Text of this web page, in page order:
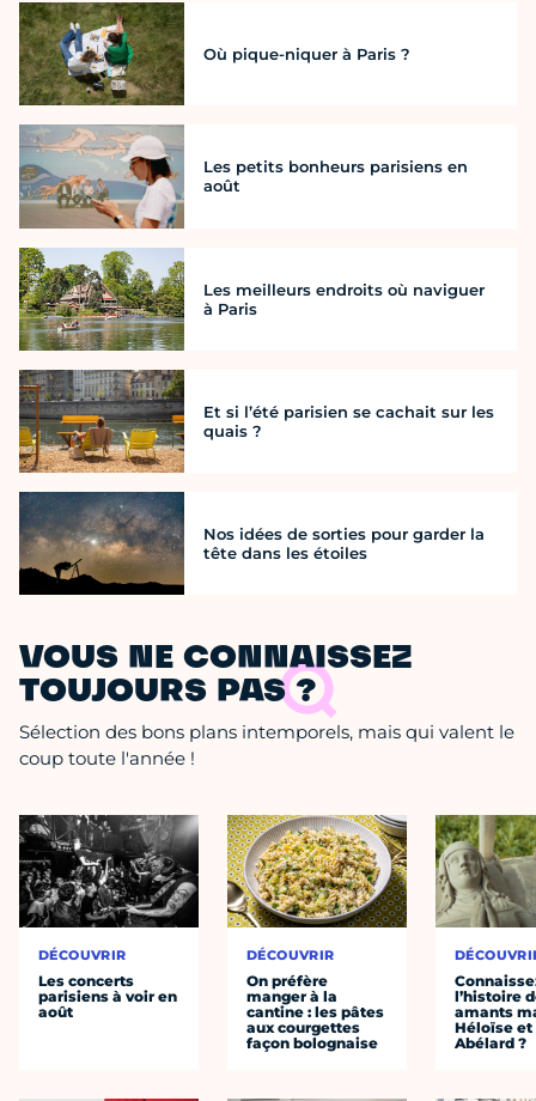
Où pique-niquer à Paris ?
Les petits bonheurs parisiens en
août
Les meilleurs endroits où naviguer
à Paris
Et si l’été parisien se cachait sur les
quais ?
Nos idées de sorties pour garder la
tête dans les étoiles
VOUS NE CONNAISSEZ
TOUJOURS PAS ?
Sélection des bons plans intemporels, mais qui valent le
coup toute l'année !
DÉCOUVRIR
Les concerts
parisiens à voir en
août
DÉCOUVRIR
On préfère
manger à la
cantine : les pâtes
aux courgettes
façon bolognaise
l’histoire
amants
Héloïse et
Abélard ?